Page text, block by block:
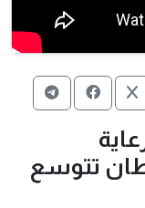
تتوسع